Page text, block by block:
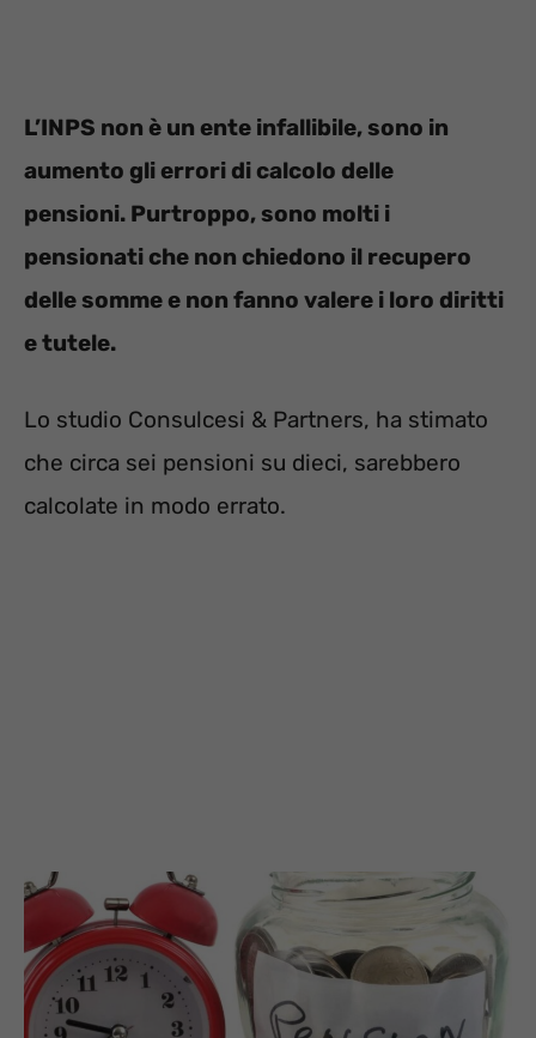
L’INPS non è un ente infallibile, sono in
aumento gli errori di calcolo delle
pensioni. Purtroppo, sono molti i
pensionati che non chiedono il recupero
delle somme e non fanno valere i loro diritti
e tutele.
Lo studio Consulcesi & Partners, ha stimato
che circa sei pensioni su dieci, sarebbero
calcolate in modo errato.